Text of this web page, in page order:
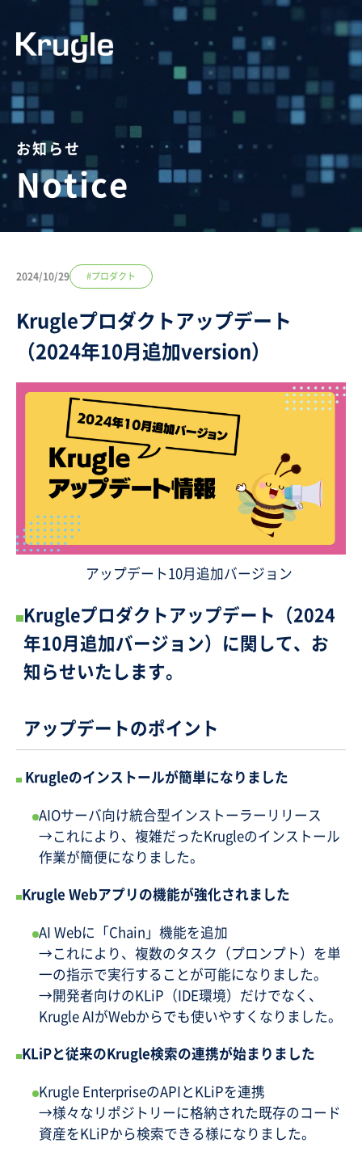
お知らせ
Notice
2024/10/29 #プロダクト
Krugleプロダクトアップデート
（2024年10月追加version）
アップデート10月追加バージョン
Krugleプロダクトアップデート（2024
年10月追加バージョン）に関して、お
知らせいたします。
アップデートのポイント
Krugleのインストールが簡単になりました
AIOサーバ向け統合型インストーラーリリース
→これにより、複雑だったKrugleのインストール
作業が簡便になりました。
Krugle Webアプリの機能が強化されました
AI Webに「Chain」機能を追加
→これにより、複数のタスク（プロンプト）を単
一の指示で実行することが可能になりました。
→開発者向けのKLiP（IDE環境）だけでなく、
Krugle AIがWebからでも使いやすくなりました。
KLiPと従来のKrugle検索の連携が始まりました
Krugle EnterpriseのAPIとKLiPを連携
→様々なリポジトリーに格納された既存のコード
資産をKLiPから検索できる様になりました。